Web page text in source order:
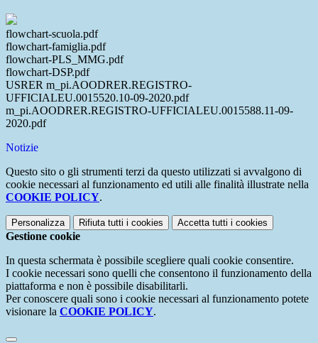
flowchart-scuola.pdf
flowchart-famiglia.pdf
flowchart-PLS_MMG.pdf
flowchart-DSP.pdf
USRER m_pi.AOODRER.REGISTRO-
UFFICIALEU.0015520.10-09-2020.pdf
m_pi.AOODRER.REGISTRO-UFFICIALEU.0015588.11-09-
2020.pdf
Notizie
Questo sito o gli strumenti terzi da questo utilizzati si avvalgono di
cookie necessari al funzionamento ed utili alle finalità illustrate nella
COOKIE POLICY.
Personalizza Rifiuta tutti i cookies Accetta tutti i cookies
Gestione cookie
In questa schermata è possibile scegliere quali cookie consentire.
I cookie necessari sono quelli che consentono il funzionamento della
piattaforma e non è possibile disabilitarli.
Per conoscere quali sono i cookie necessari al funzionamento potete
visionare la COOKIE POLICY.